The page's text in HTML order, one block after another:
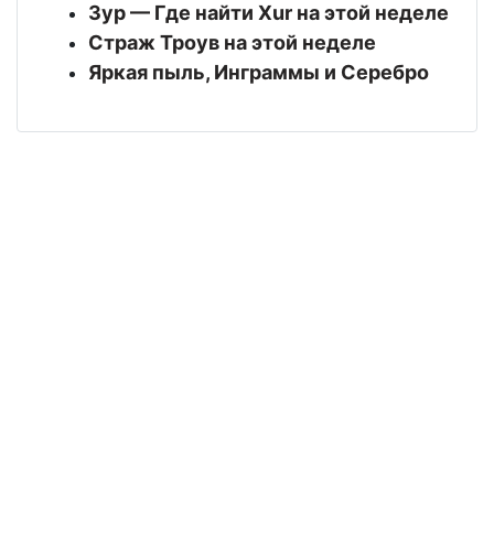
Зур — Где найти Xur на этой неделе
Страж Троув на этой неделе
Яркая пыль, Инграммы и Серебро